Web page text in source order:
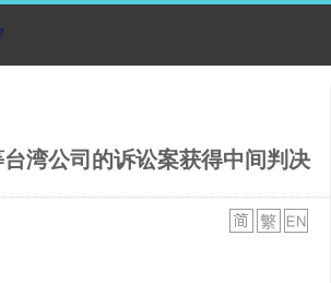
湾公司的诉讼案获得中间判决